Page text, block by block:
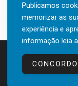
Publicamos
memorizar as
experiência e
informação leia
CONCORDO